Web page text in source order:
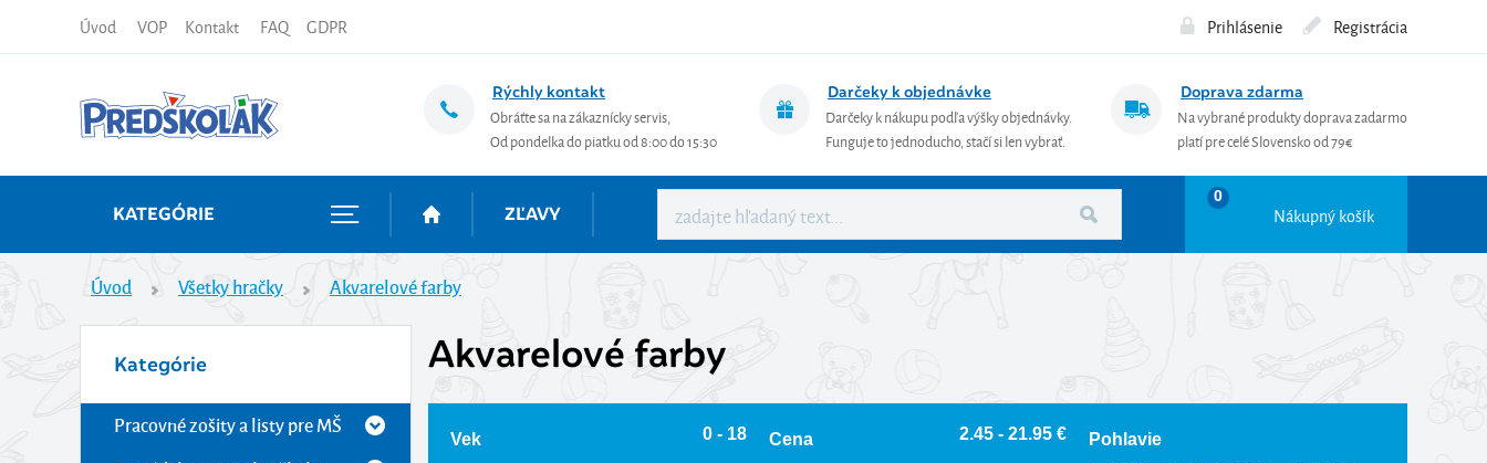
Úvod VOP Kontakt FAQ GDPR Prihlásenie Registrácia
Rýchly kontakt
Obráťte sa na zákaznícky servis,
Od pondelka do piatku od 8:00 do 15:30
Darčeky k objednávke
Darčeky k nákupu podľa výšky objednávky.
Funguje to jednoducho, stačí si len vybrať.
Doprava zdarma
Na vybrané produkty doprava zadarmo
platí pre celé Slovensko od 79€
KATEGÓRIE ZĽAVY
0
Nákupný košík
Úvod Všetky hračky Akvarelové farby
Kategórie
Pracovné zošity a listy pre MŠ
Akvarelové farby
Vek 0 - 18 Cena 2.45 - 21.95 €
Pohlavie